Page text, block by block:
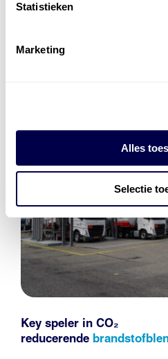
Statistieken
Marketing
Alles
Selectie
Laadnetwerk
Key speler in CO₂
reducerende